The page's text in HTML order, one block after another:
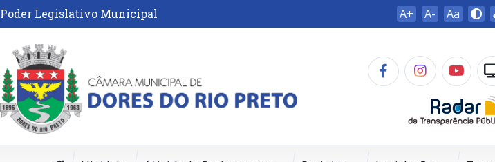
Poder Legislativo Municipal A+ A- Aa